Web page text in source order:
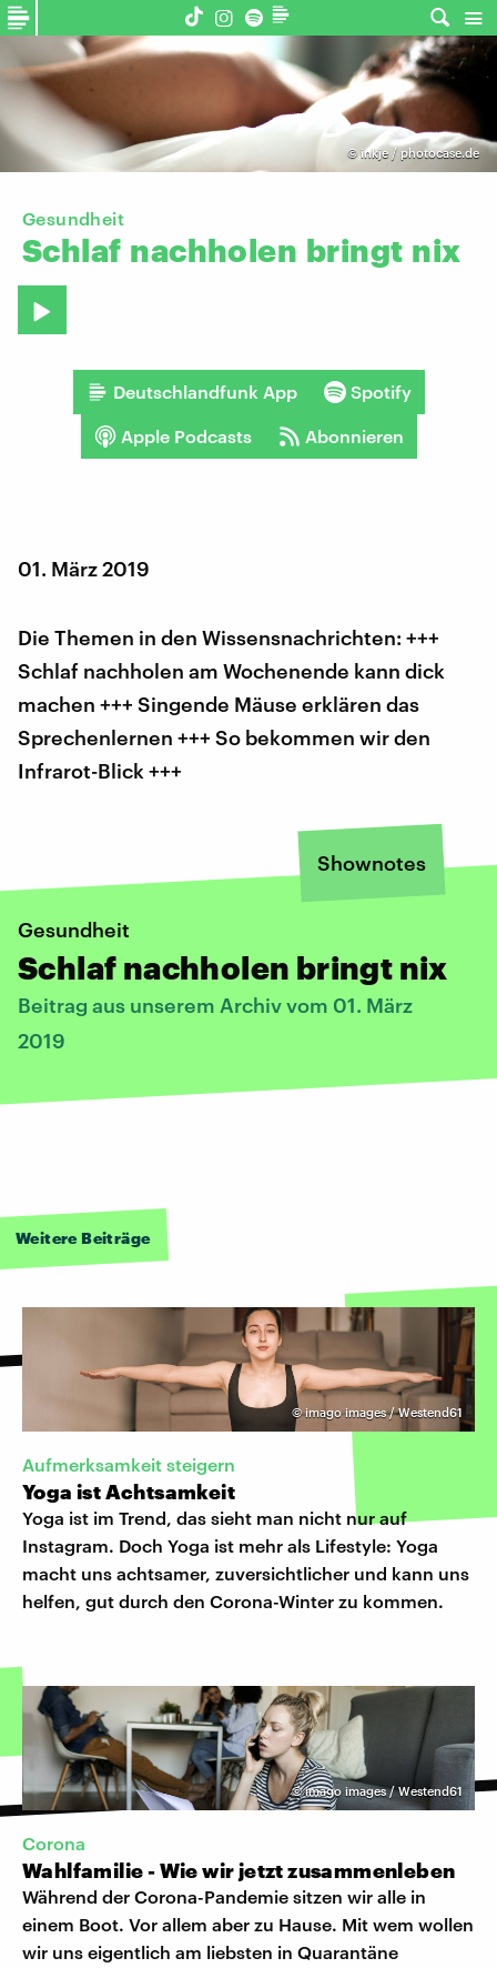
© inkje / photocase.de
Gesundheit
Schlaf nachholen bringt nix
Deutschlandfunk App Spotify
Apple Podcasts Abonnieren
01. März 2019
Die Themen in den Wissensnachrichten: +++
Schlaf nachholen am Wochenende kann dick
machen +++ Singende Mäuse erklären das
Sprechenlernen +++ So bekommen wir den
Infrarot-Blick +++
Shownotes
Gesundheit
Schlaf nachholen bringt nix
Beitrag aus unserem Archiv vom 01. März
2019
Weitere Beiträge
©imago images / Westend61
Aufmerksamkeit steigern
Yoga ist Achtsamkeit
Yoga ist im Trend, das sieht man nicht nur auf
Instagram. Doch Yoga ist mehr als Lifestyle: Yoga
macht uns achtsamer, zuversichtlicher und kann uns
helfen, gut durch den Corona-Winter zu kommen.
©imago images / Westend61
Corona
Wahlfamilie - Wie wir jetzt zusammenleben
Während der Corona-Pandemie sitzen wir alle in
einem Boot. Vor allem aber zu Hause. Mit wem wollen
wir uns eigentlich am liebsten in Quarantäne